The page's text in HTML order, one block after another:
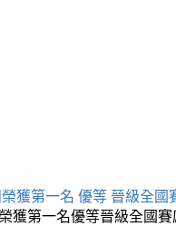
獲第一名 優等 晉級全國
獲第一名優等晉級全國